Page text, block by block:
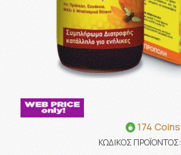
174 Coins
ΚΩΔΙΚΟΣ ΠΡΟΪΟΝΤΟΣ: